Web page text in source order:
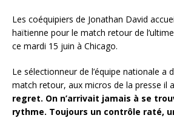
Les coéquipiers de Jonathan David
haïtienne pour le match retour de
ce mardi 15 juin à Chicago.
Le sélectionneur de l’équipe nationale a
match retour, aux micros de la presse il
regret. On n’arrivait jamais à se
rythme. Toujours un contrôle raté,